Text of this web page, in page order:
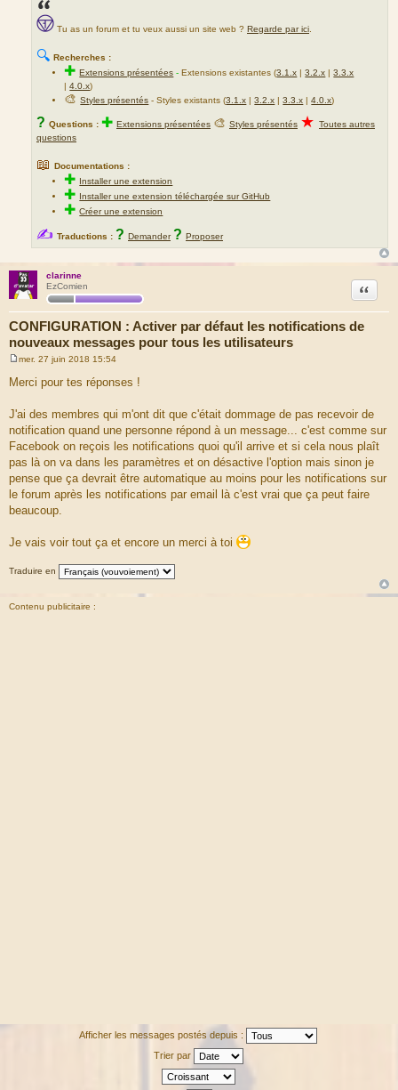
Tu as un forum et tu veux aussi un site web ? Regarde par ici
🔍 Recherches :
✚Extensions présentées -Extensions existantes (3.1.x |3.2.x |3.3.x
|4.0.x)
🎨Styles présentés - Styles existants (3.1.x |3.2.x |3.3.x |4.0.x)
? Questions : ✚ Extensions présentées 🎨 Styles présentés ★ Toutes autres
questions
📖 Documentations :
✚ Installer une extension
✚ Installer une extension téléchargée sur GitHub
✚Créer une extension
✍ Traductions : ? Demander ? Proposer
clarinne
EzComien
CONFIGURATION : Activer par défaut les notifications de
nouveaux messages pour tous les utilisateurs
Citation
e
s
a
g
e
mer. 27 juin 2018 15:54
Merci pour tes réponses !
J'ai des membres qui m'ont dit que c'était dommage de pas recevoir de
notification quand une personne répond à un message... c'est comme sur
Facebook on reçois les notifications quoi qu'il arrive et si cela nous plaît
pas là on va dans les paramètres et on désactive l'option mais sinon je
pense que ça devrait être automatique au moins pour les notifications sur
le forum après les notifications par email là c'est vrai que ça peut faire
beaucoup.
Je vais voir tout ça et encore un merci à toi
Traduire en
Contenu publicitaire :
Afficher les messages postés depuis :
Trier par